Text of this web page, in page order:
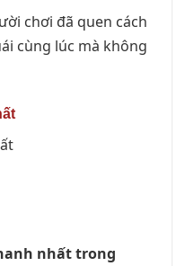
chơi đã quen cách
cùng lúc mà không
nhất trong